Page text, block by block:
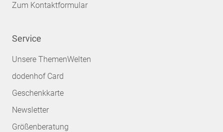
Zum Kontaktformular
Service
Unsere ThemenWelten
dodenhof Card
Geschenkkarte
Newsletter
Größenberatung